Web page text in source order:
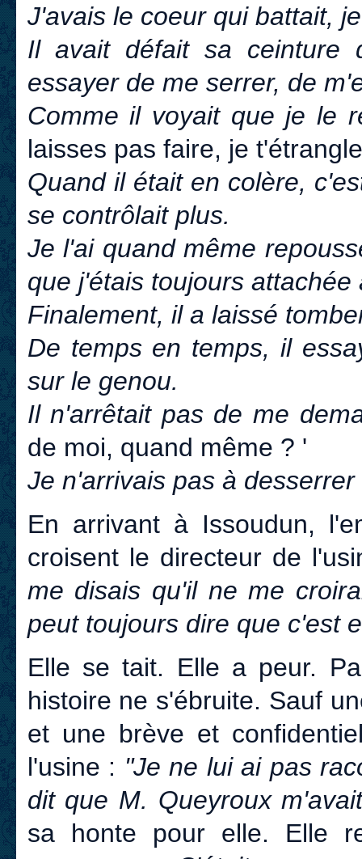
J'avais le coeur qui battait,
Il avait défait sa ceinture
essayer de me serrer, de
Comme il voyait que je le
laisses pas faire, je
Quand il était en colère,
se contrôlait plus.
Je l'ai quand même
que j'étais toujours attachée
Finalement, il a laissé
De temps en temps, il
sur le genou.
Il n'arrêtait pas de me
de moi, quand même ? '
Je n'arrivais pas à
En arrivant à Issoudun,
croisent le directeur de
me disais qu'il ne me
peut toujours dire que c'est
Elle se tait. Elle a peur.
histoire ne s'ébruite. Sauf
et une brève et
l'usine : "Je ne lui ai pas
dit que M. Queyroux
sa honte pour elle. Elle